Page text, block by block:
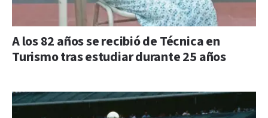
A los 82 años se recibió de Técnica en
Turismo tras estudiar durante 25 años